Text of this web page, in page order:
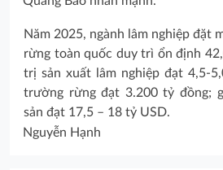
Năm 2025, ngành lâm nghiệp đặt
rừng toàn quốc duy trì ổn định
trị sản xuất lâm nghiệp đạt 4,5-
trường rừng đạt 3.200 tỷ đồng;
sản đạt 17,5 – 18 tỷ USD.
Nguyễn Hạnh